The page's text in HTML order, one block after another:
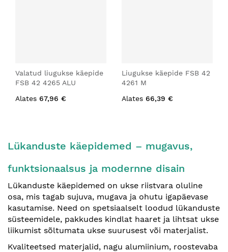
Valatud liugukse käepide
FSB 42 4265 ALU
Alates 67,96 €
Liugukse käepide FSB 42
4261 M
Alates 66,39 €
Lükanduste käepidemed – mugavus,
funktsionaalsus ja modernne disain
Lükanduste käepidemed on ukse riistvara oluline
osa, mis tagab sujuva, mugava ja ohutu igapäevase
kasutamise. Need on spetsiaalselt loodud lükanduste
süsteemidele, pakkudes kindlat haaret ja lihtsat ukse
liikumist sõltumata ukse suurusest või materjalist.
Kvaliteetsed materjalid, nagu alumiinium, roostevaba